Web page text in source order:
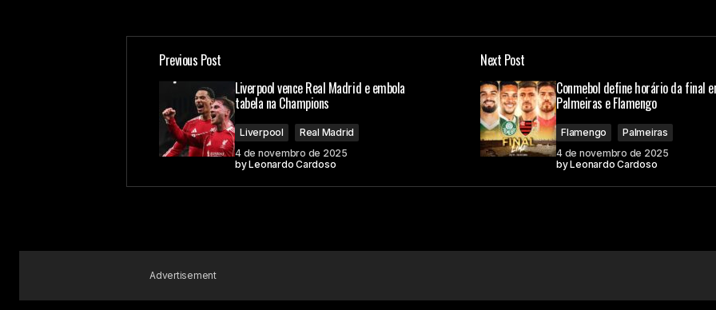
Previous Post
Liverpool vence Real Madrid e embola
tabela na Champions
Liverpool
Real Madrid
4 de novembro de 2025
byLeonardo Cardoso
Next Post
Conmebol define horário da final
Palmeiras e Flamengo
Flamengo
Palmeiras
4 de novembro de 2025
byLeonardo Cardoso
Advertisement